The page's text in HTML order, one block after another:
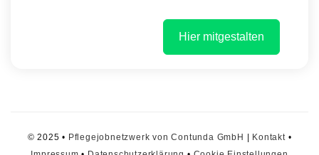
Hier mitgestalten
© 2025 • Pflegejobnetzwerk von Contunda GmbH Kontakt•